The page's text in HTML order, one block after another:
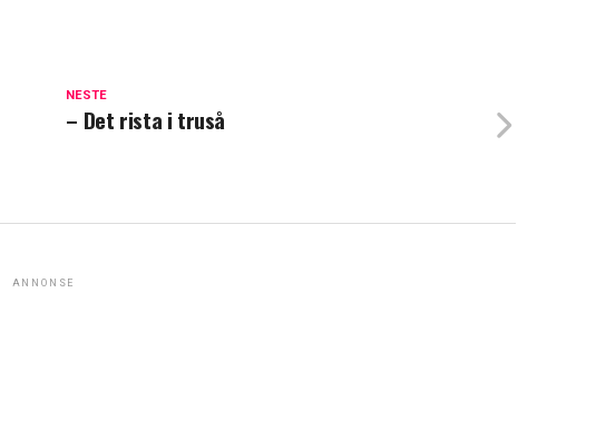
NESTE
– Det rista i truså
ANNONSE